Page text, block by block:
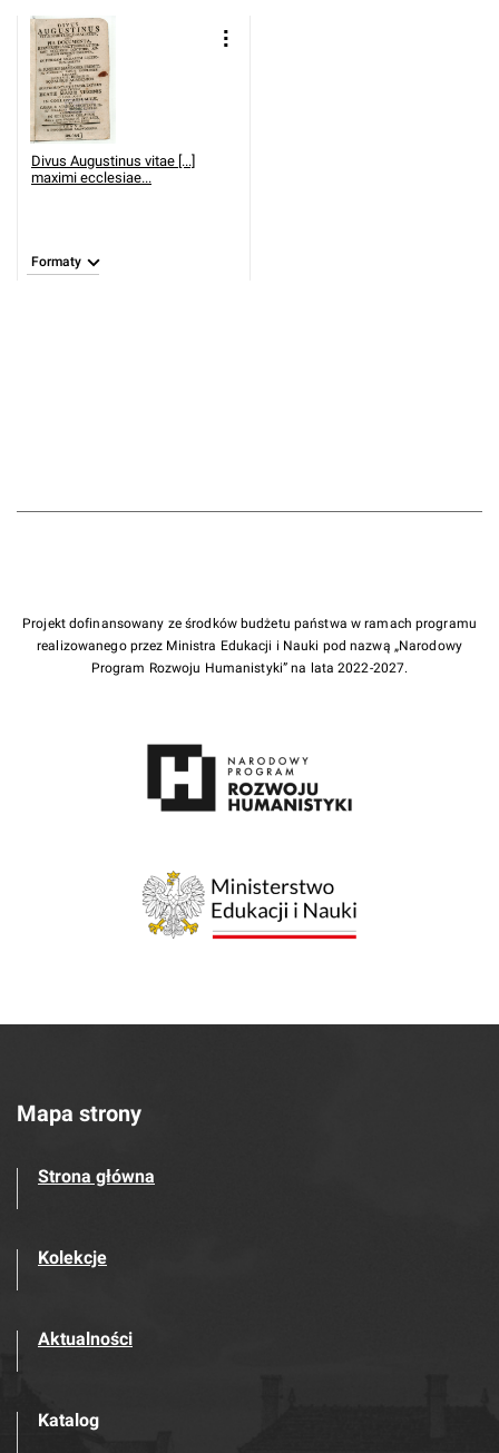
Divus Augustinus vitae [...]
maximi ecclesiae...
Formaty
Projekt dofinansowany ze środków budżetu państwa w ramach programu
realizowanego przez Ministra Edukacji i Nauki pod nazwą „Narodowy
Program Rozwoju Humanistyki” na lata 2022-2027.
Mapa strony
Strona główna
Kolekcje
Aktualności
Katalog